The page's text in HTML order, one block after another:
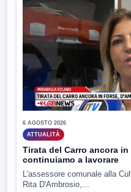
6 AGOSTO 2026
ATTUALITÀ
Tirata del Carro ancora
continuiamo a lavorare
L'assessore comunale alla
Rita D'Ambrosio,...